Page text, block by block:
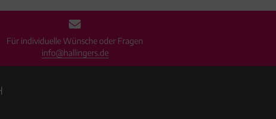
Für individuelle Wünsche oder Fragen
info@hallingers.de